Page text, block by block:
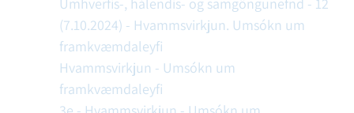
(7.10.2024) - Hvammsvirkjun. Umsókn um
framkvæmdaleyfi
Hvammsvirkjun - Umsókn um
framkvæmdaleyfi